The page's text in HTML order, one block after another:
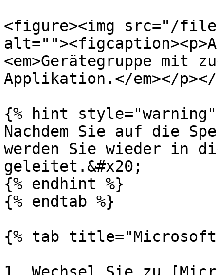
<figure><img src="/files/
<em>Gerätegruppe mit
Applikation.</em></
{% hint style="warning"
Nachdem Sie auf die
werden Sie wieder in
geleitet.&#x20;
{% endhint %}
{% endtab %}
{% tab